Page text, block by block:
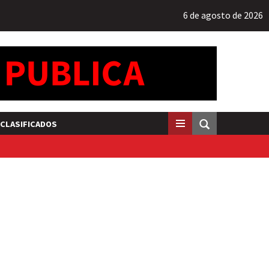
6 de agosto de 2026
CLASIFICADOS